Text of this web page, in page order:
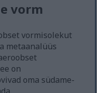
vorm
vormisolekut
metaanalüüs
on
oma südame-